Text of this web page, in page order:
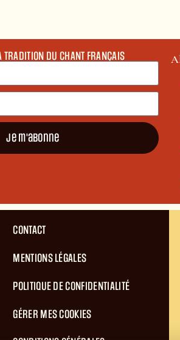
DU CHANT FRANÇAIS
Je m'abonne
CONTACT
MENTIONS LÉGALES
POLITIQUE DE CONFIDENTIALITÉ
GÉRER MES COOKIES